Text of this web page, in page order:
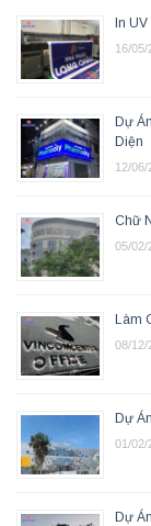
In UV
16/05/
Dự
Diện
12/06/
Chữ
05/02/
Làm
08/12/
Dự
01/02/
Dự